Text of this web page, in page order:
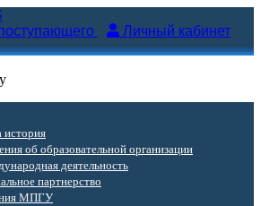
Личный кабинет
об образовательной организации
деятельность
партнерство
МПГУ